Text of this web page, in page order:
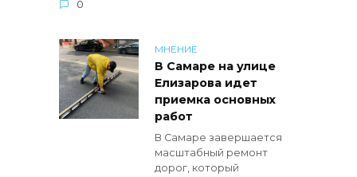
0
МНЕНИЕ
В Самаре на улице
Елизарова идет
приемка основных
работ
В Самаре завершается
масштабный ремонт
дорог, который